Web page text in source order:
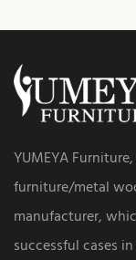
YUMEYA
furniture/metal
manufacturer,
successful cases